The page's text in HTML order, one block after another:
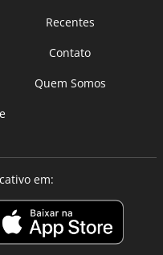
Recentes
Contato
Quem Somos
em: